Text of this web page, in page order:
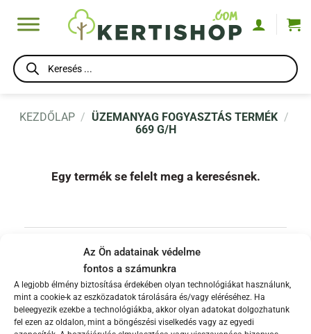
Az Ön adatainak védelme
fontos a számunkra
A legjobb élmény biztosítása érdekében olyan technológiákat használunk,
mint a cookie-k az eszközadatok tárolására és/vagy eléréséhez. Ha
beleegyezik ezekbe a technológiákba, akkor olyan adatokat dolgozhatunk
fel ezen az oldalon, mint a böngészési viselkedés vagy az egyedi
Products
search
KEZDŐLAP / ÜZEMANYAG FOGYASZTÁS TERMÉK /
669 G/H
Egy termék se felelt meg a keresésnek.
TERMÉKEK
MÁRKÁK